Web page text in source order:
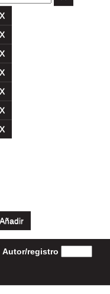
Autor/registro